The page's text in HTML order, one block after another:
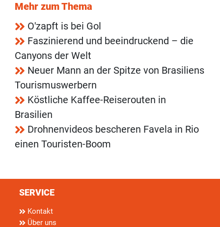
Mehr zum Thema
O'zapft is bei Gol
Faszinierend und beeindruckend – die
Canyons der Welt
Neuer Mann an der Spitze von Brasiliens
Tourismuswerbern
Köstliche Kaffee-Reiserouten in
Brasilien
Drohnenvideos bescheren Favela in Rio
einen Touristen-Boom
SERVICE
Kontakt
Über uns